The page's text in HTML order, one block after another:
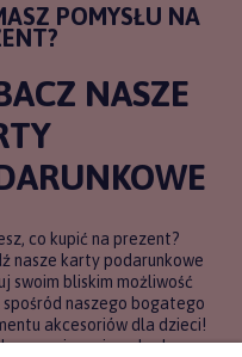
POMYSŁU NA
NASZE
co kupić na prezent?
nasze karty podarunkowe
swoim bliskim możliwość
spośród naszego bogatego
akcesoriów dla dzieci!
rozwiązanie, gdy chcesz